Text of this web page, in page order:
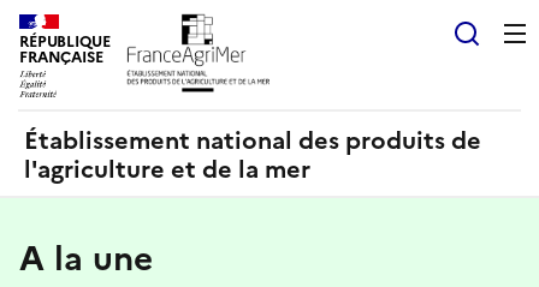
RÉPUBLIQUE
FRANÇAISE
Établissement national des produits de
l'agriculture et de la mer
A la une
Panneau de gestion des cookies